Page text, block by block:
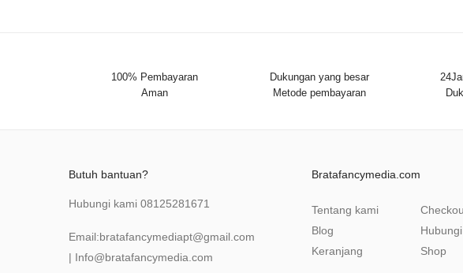
100% Pembayaran
Aman
Dukungan yang besar
Metode pembayaran
Butuh bantuan?
Hubungi kami 08125281671
Email:bratafancymediapt@gmail.com
| Info@bratafancymedia .com
Bratafancymedia.com
Tentang kami
Blog
Keranjang
Shop